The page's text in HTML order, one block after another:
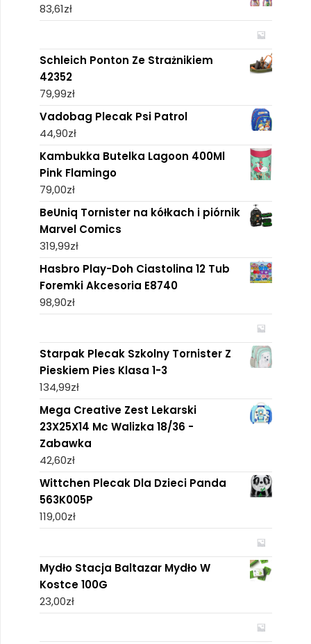
83,61zł
Schleich Ponton Ze Strażnikiem
42352
79,99zł
Vadobag Plecak Psi Patrol
44,90zł
Kambukka Butelka Lagoon 400Ml
Pink Flamingo
79,00zł
BeUniq Tornister na kółkach i piórnik
Marvel Comics
319,99zł
Hasbro Play-Doh Ciastolina 12 Tub
Foremki Akcesoria E8740
98,90zł
Starpak Plecak Szkolny Tornister Z
Pieskiem Pies Klasa 1-3
134,99zł
Mega Creative Zest Lekarski
23X25X14 Mc Walizka 18/36 -
Zabawka
42,60zł
Wittchen Plecak Dla Dzieci Panda
563K005P
119,00zł
Mydło Stacja Baltazar Mydło W
Kostce 100G
23,00zł